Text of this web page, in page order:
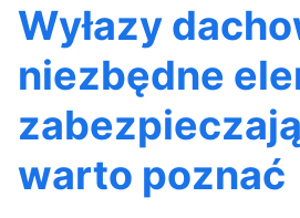
Wyłazy
niezbędne
warto poznać